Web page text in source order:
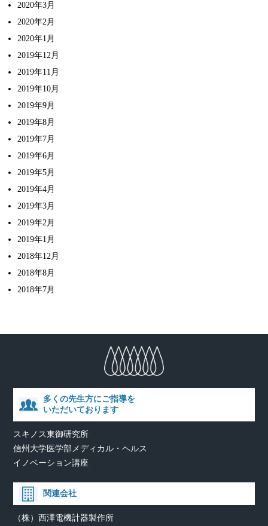
2020年3月
2020年2月
2020年1月
2019年12月
2019年11月
2019年10月
2019年9月
2019年8月
2019年7月
2019年6月
2019年5月
2019年4月
2019年3月
2019年2月
2019年1月
2018年12月
2018年8月
2018年7月
多くの先生方にご指導を
いただいております
スキノス東御研究所
信州大学医学部メディカル・ヘルス
イノベーション講座
関連会社
（株）西澤電機計器製作所